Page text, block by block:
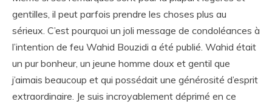
gentilles, il peut parfois prendre les choses plus au
sérieux. C’est pourquoi un joli message de condoléances à
l’intention de feu Wahid Bouzidi a été publié. Wahid était
un pur bonheur, un jeune homme doux et gentil que
j’aimais beaucoup et qui possédait une générosité d’esprit
extraordinaire. Je suis incroyablement déprimé en ce